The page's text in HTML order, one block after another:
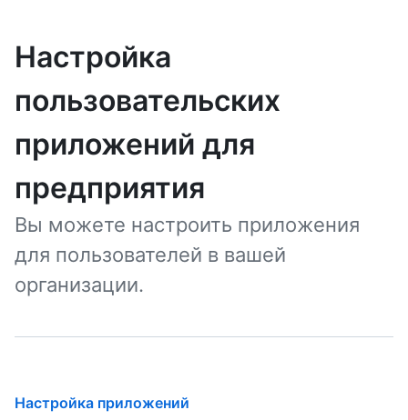
Настройка
пользовательских
приложений для
предприятия
Вы можете настроить приложения
для пользователей в вашей
организации.
Настройка приложений